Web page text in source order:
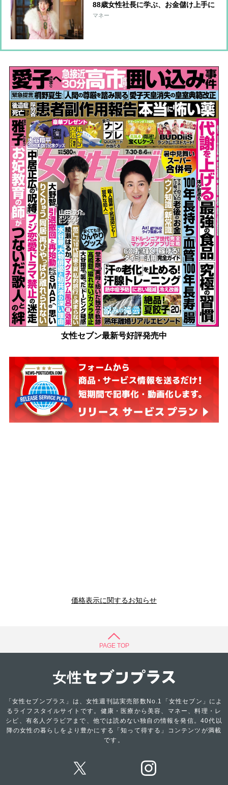
88歳女性社長に学ぶ、お金儲け上手に
なる考え方「100円でも余計な散財は
マネー
女性セブン最新号好評発売中
価格表示に関するお知らせ
PAGE TOP
「女性セブンプラス」は、女性週刊誌実売部数No.1「女性セブン」によ
るライフスタイルサイトです。健康・医療から美容、マネー、料理・レ
シピ、有名人グラビアまで、他では読めない独自の情報を発信。40代以
降の女性の暮らしをより豊かにする「知って得する」コンテンツが満載
です。